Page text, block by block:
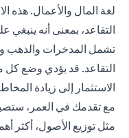
لغة المال والأعمال. هذه
التقاعد، بمعنى أنه
تشمل المدخرات والذهب
التقاعد. قد يؤدي وضع
الاستثمار إلى زيادة
مع تقدمك في العمر،
مثل توزيع الأصول، أكثر